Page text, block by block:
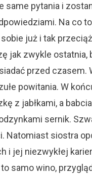
same pytania i
Na co
już i tak
jak zwykle ostatnia,
przed czasem.
powitania. W
z jabłkami, a
sernik.
Natomiast siostra
i jej niezwykłej
samo wino,